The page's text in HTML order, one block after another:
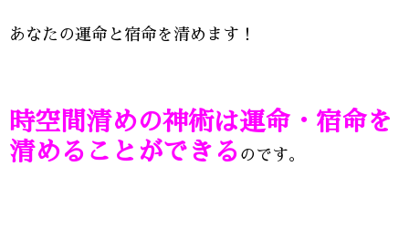
あなたの運命と宿命を清めます！
時空間清めの神術は運命・宿命を
清めることができる のです。